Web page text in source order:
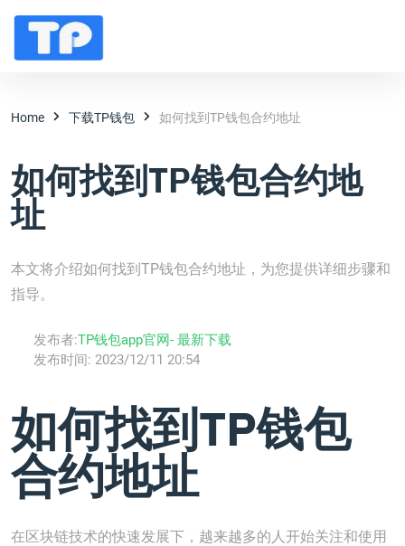
Home 下载TP钱包 如何找到TP钱包合约地址
如何找到TP钱包合约地
址
本文将介绍如何找到TP钱包合约地址，为您提供详细步骤和
指导。
发布者:TP钱包app官网- 最新下载
发布时间: 2023/12/11 20:54
如何找到TP钱包
合约地址
在区块链技术的快速发展下，越来越多的人开始关注和使用